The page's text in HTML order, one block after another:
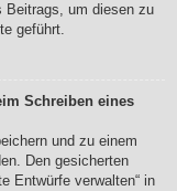
Beitrags, um diesen zu
geführt.
Schreiben eines
und zu einem
Den gesicherten
Entwürfe verwalten“ in